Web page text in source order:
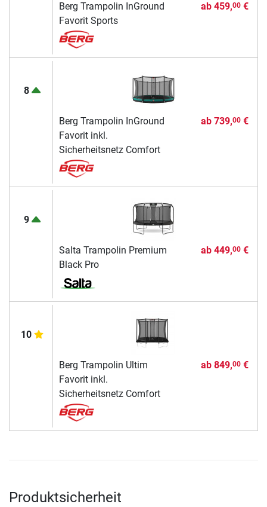
Berg Trampolin InGround
Favorit Sports
ab 459,00€
8
Berg Trampolin InGround
Favorit inkl.
Sicherheitsnetz Comfort
ab 739,00€
9
Salta Trampolin Premium
Black Pro
ab 449,00€
10
Berg Trampolin Ultim
Favorit inkl.
Sicherheitsnetz Comfort
ab 849,00€
Produktsicherheit